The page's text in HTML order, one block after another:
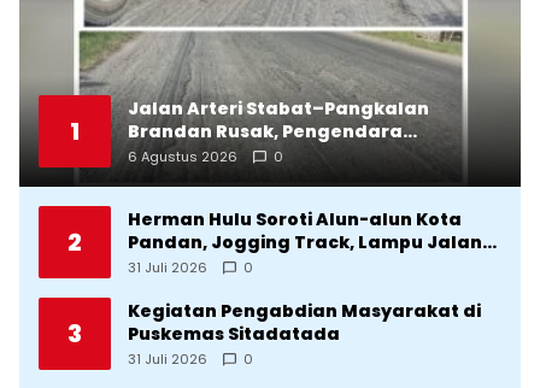
1
Jalan Arteri Stabat–Pangkalan
Brandan Rusak, Pengendara
Terancam Celaka
6 Agustus 2026 0
2
Herman Hulu Soroti Alun-alun Kota
Pandan, Jogging Track, Lampu Jalan
Lingkar Kota yang Tak Terurus
31 Juli 2026 0
3
Kegiatan Pengabdian Masyarakat di
Puskemas Sitadatada
31 Juli 2026 0